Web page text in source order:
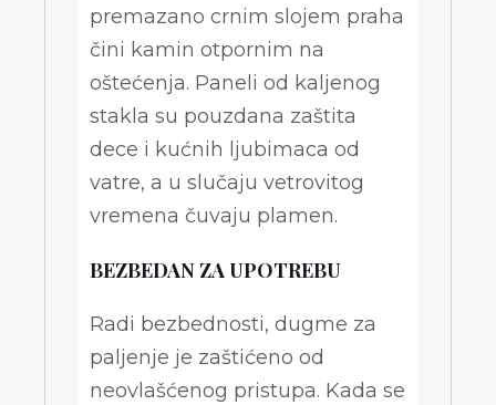
premazano crnim slojem praha
čini kamin otpornim na
oštećenja. Paneli od kaljenog
stakla su pouzdana zaštita
dece i kućnih ljubimaca od
vatre, a u slučaju vetrovitog
vremena čuvaju plamen.
BEZBEDAN ZA UPOTREBU
Radi bezbednosti, dugme za
paljenje je zaštićeno od
neovlašćenog pristupa. Kada se